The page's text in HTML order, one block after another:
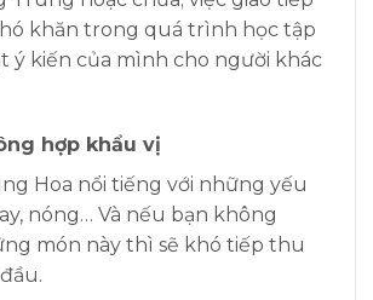
khăn trong quá trình học tập
ý kiến của mình cho người khác
hợp khẩu vị
Hoa nổi tiếng với những yếu
nóng… Và nếu bạn không
món này thì sẽ khó tiếp thu